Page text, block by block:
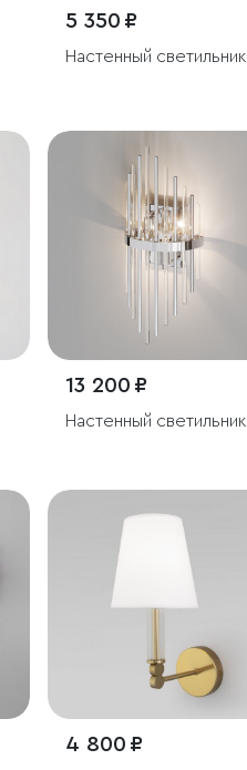
5 350 ₽
Настенный светильник
13 200 ₽
Настенный светильник
4 800 ₽